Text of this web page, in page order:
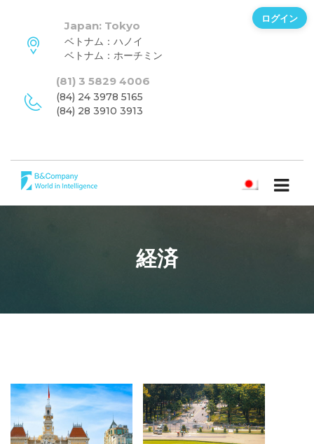
Japan: Tokyo
ベトナム：ハノイ
ベトナム：ホーチミン
(81) 3 5829 4006
(84) 24 3978 5165
(84) 28 3910 3913
日本語
経済
ログイン